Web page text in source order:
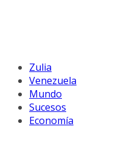
Zulia
Venezuela
Mundo
Sucesos
Economía